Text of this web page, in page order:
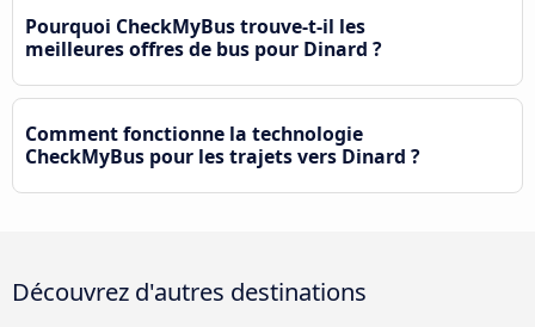
Pourquoi CheckMyBus trouve-t-il les
meilleures offres de bus pour Dinard ?
Comment fonctionne la technologie
CheckMyBus pour les trajets vers Dinard ?
Découvrez d'autres destinations